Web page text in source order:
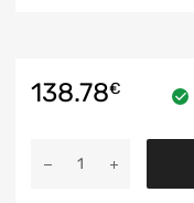
138.78€